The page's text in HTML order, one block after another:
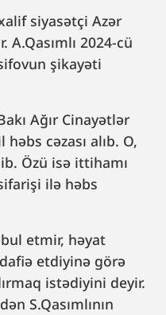
siyasətçi Azər
A.Qasımlı 2024-cü
şikayəti
Ağır Cinayətlər
cəzası alıb. O,
Özü isə ittihamı
ilə həbs
etmir, həyat
etdiyinə görə
istədiyini deyir.
S.Qasımlının